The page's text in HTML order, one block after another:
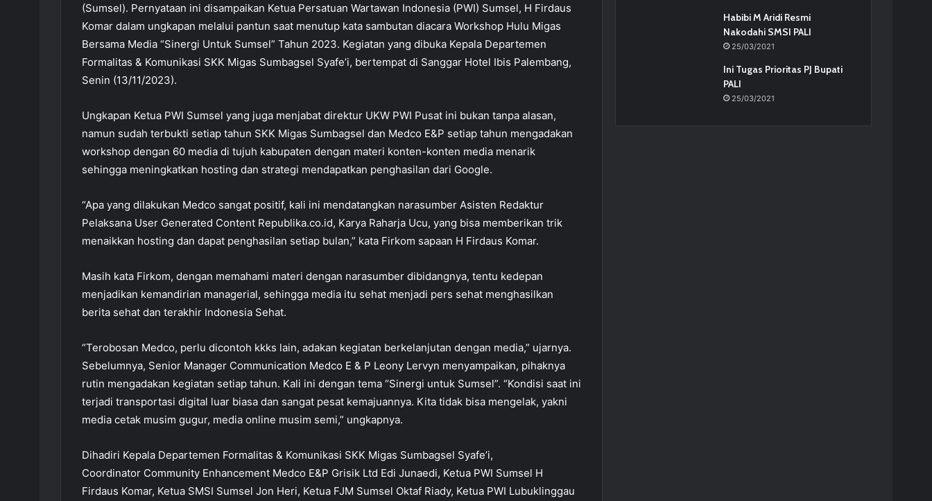
(Sumsel). Pernyataan ini disampaikan Ketua Persatuan Wartawan Indonesia (PWI) Sumsel, H Firdaus
Komar dalam ungkapan melalui pantun saat menutup kata sambutan diacara Workshop Hulu Migas
Bersama Media “Sinergi Untuk Sumsel” Tahun 2023. Kegiatan yang dibuka Kepala Departemen
Formalitas & Komunikasi SKK Migas Sumbagsel Syafe’i, bertempat di Sanggar Hotel Ibis Palembang,
Senin (13/11/2023).
Ungkapan Ketua PWI Sumsel yang juga menjabat direktur UKW PWI Pusat ini bukan tanpa alasan,
namun sudah terbukti setiap tahun SKK Migas Sumbagsel dan Medco E&P setiap tahun mengadakan
workshop dengan 60 media di tujuh kabupaten dengan materi konten-konten media menarik
sehingga meningkatkan hosting dan strategi mendapatkan penghasilan dari Google.
“Apa yang dilakukan Medco sangat positif, kali ini mendatangkan narasumber Asisten Redaktur
Pelaksana User Generated Content Republika.co.id, Karya Raharja Ucu, yang bisa memberikan trik
menaikkan hosting dan dapat penghasilan setiap bulan,” kata Firkom sapaan H Firdaus Komar.
Masih kata Firkom, dengan memahami materi dengan narasumber dibidangnya, tentu kedepan
menjadikan kemandirian managerial, sehingga media itu sehat menjadi pers sehat menghasilkan
berita sehat dan terakhir Indonesia Sehat.
“Terobosan Medco, perlu dicontoh kkks lain, adakan kegiatan berkelanjutan dengan media,” ujarnya.
Sebelumnya, Senior Manager Communication Medco E & P Leony Lervyn menyampaikan, pihaknya
rutin mengadakan kegiatan setiap tahun. Kali ini dengan tema “Sinergi untuk Sumsel”. “Kondisi saat ini
terjadi transportasi digital luar biasa dan sangat pesat kemajuannya. Kita tidak bisa mengelak, yakni
media cetak musim gugur, media online musim semi,” ungkapnya.
Dihadiri Kepala Departemen Formalitas & Komunikasi SKK Migas Sumbagsel Syafe’i,
Coordinator Community Enhancement Medco E&P Grisik Ltd Edi Junaedi, Ketua PWI Sumsel H
Firdaus Komar, Ketua SMSI Sumsel Jon Heri, Ketua FJM Sumsel Oktaf Riady, Ketua PWI Lubuklinggau
Habibi M Aridi Resmi
Nakodahi SMSI PALI
25/03/2021
Ini Tugas Prioritas PJ Bupati
PALI
25/03/2021